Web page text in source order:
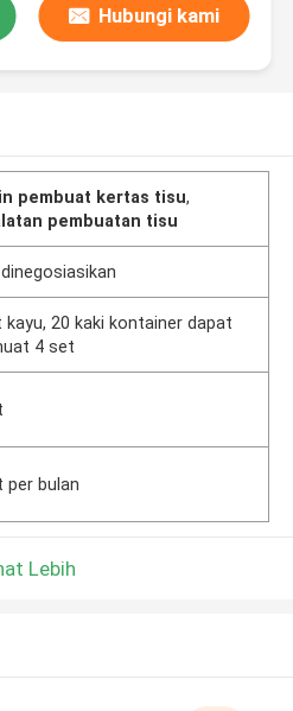
Hubungi kami
pembuat kertas tisu,
pembuatan tisu
kayu, 20 kaki kontainer dapat
4 set
per bulan
Lebih